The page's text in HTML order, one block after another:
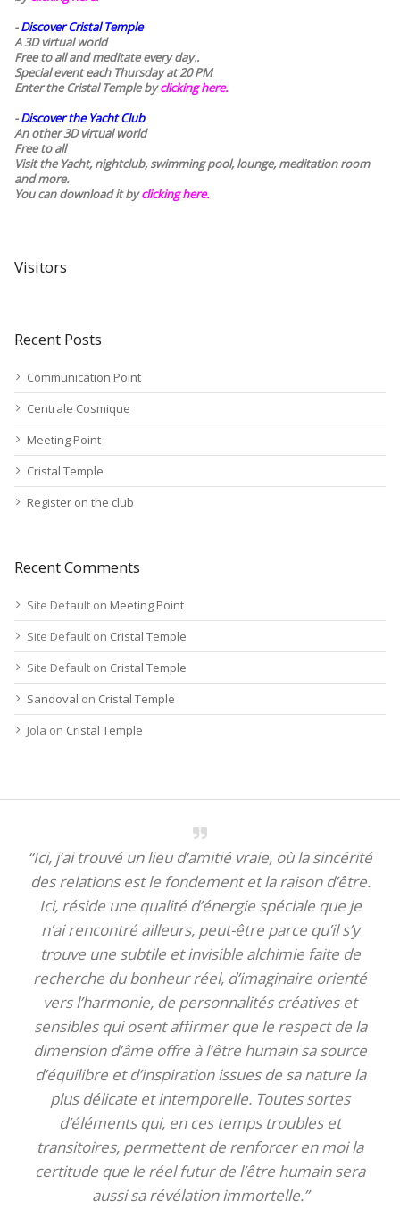
-Discover Cristal Temple
A 3D virtual world
Free to all and meditate every day..
Special event each Thursday at 20 PM
Enter the Cristal Temple byclicking here.
-Discover the Yacht Club
An other 3D virtual world
Free to all
Visit the Yacht, nightclub, swimming pool, lounge, meditation room
and more.
You can download it byclicking here.
Visitors
Recent Posts
Communication Point
Centrale Cosmique
Meeting Point
Cristal Temple
Register on the club
Recent Comments
Site Default on Meeting Point
Site Default on Cristal Temple
Site Default on Cristal Temple
Sandoval on Cristal Temple
Jola on Cristal Temple
“Ici, j’ai trouvé un lieu d’amitié vraie, où la sincérité
des relations est le fondement et la raison d’être.
Ici, réside une qualité d’énergie spéciale que je
n’ai rencontré ailleurs, peut-être parce qu’il s’y
trouve une subtile et invisible alchimie faite de
recherche du bonheur réel, d’imaginaire orienté
vers l’harmonie, de personnalités créatives et
sensibles qui osent affirmer que le respect de la
dimension d’âme offre à l’être humain sa source
d’équilibre et d’inspiration issues de sa nature la
plus délicate et intemporelle. Toutes sortes
d’éléments qui, en ces temps troubles et
transitoires, permettent de renforcer en moi la
certitude que le réel futur de l’être humain sera
aussi sa révélation immortelle.”